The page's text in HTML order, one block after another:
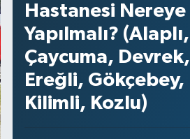
Hastanesi Nereye
Yapılmalı? (Alaplı,
Çaycuma, Devrek,
Ereğli, Gökçebey,
Kilimli, Kozlu)